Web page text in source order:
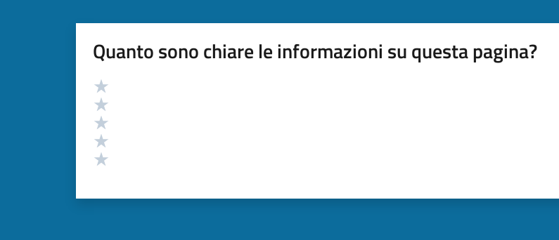
Quanto sono chiare le informazioni su questa pagina?
Valutazione